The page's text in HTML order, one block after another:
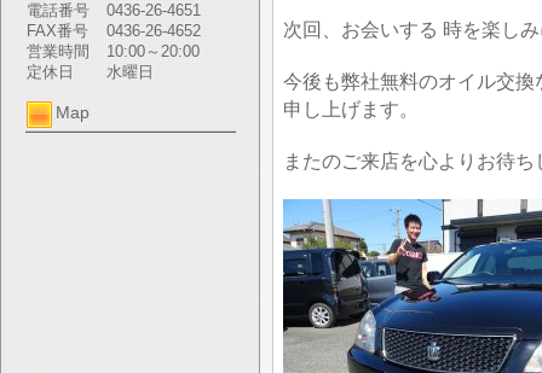
電話番号
0436-26-4651
FAX番号
0436-26-4652
営業時間
10:00～20:00
定休日
水曜日
Map
次回、お会いする 時を楽し
今後も弊社無料のオイル交
申し上げます。
またのご来店を心よりお待